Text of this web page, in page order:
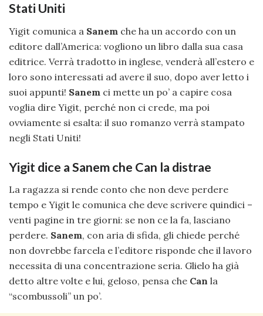
Stati Uniti
Yigit comunica a Sanem che ha un accordo con un
editore dall’America: vogliono un libro dalla sua casa
editrice. Verrà tradotto in inglese, venderà all’estero e
loro sono interessati ad avere il suo, dopo aver letto i
suoi appunti! Sanem ci mette un po’ a capire cosa
voglia dire Yigit, perché non ci crede, ma poi
ovviamente si esalta: il suo romanzo verrà stampato
negli Stati Uniti!
Yigit dice a Sanem che Can la distrae
La ragazza si rende conto che non deve perdere
tempo e Yigit le comunica che deve scrivere quindici –
venti pagine in tre giorni: se non ce la fa, lasciano
perdere. Sanem, con aria di sfida, gli chiede perché
non dovrebbe farcela e l’editore risponde che il lavoro
necessita di una concentrazione seria. Glielo ha già
detto altre volte e lui, geloso, pensa che Can la
“scombussoli” un po’.